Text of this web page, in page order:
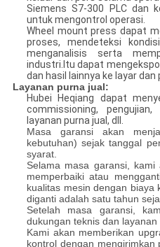
Siemens S7-300 PLC dan
untuk mengontrol operasi.
Wheel mount press dapat
proses, mendeteksi
menganalisis serta
industri.Itu dapat
dan hasil lainnya ke layar dan
Layanan purna jual:
Hubei Heqiang dapat
commissioning,
layanan purna jual, dll.
Masa garansi akan
kebutuhan) sejak tanggal
syarat.
Selama masa garansi,
memperbaiki atau
kualitas mesin dengan biaya
diganti adalah satu tahun
Setelah masa garansi,
dukungan teknis dan layanan
Kami akan memberikan
kontrol dengan